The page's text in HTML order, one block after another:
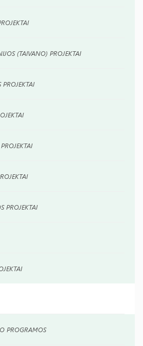
(TAIVANO) PROJEKTAI
PROJEKTAI
PROJEKTAI
PROGRAMOS